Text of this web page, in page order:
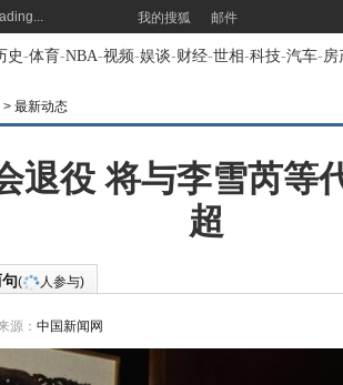
我的搜狐 邮件
史-体育-NBA-视频-娱谈-财经-世相-科技-汽车-房
> 最新动态
退役 将与李雪芮等
超
( 人参与)
源： 中国新闻网